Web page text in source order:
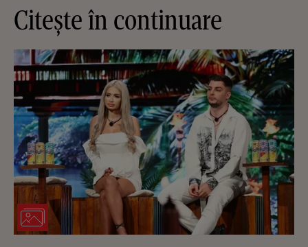
Citește în continuare